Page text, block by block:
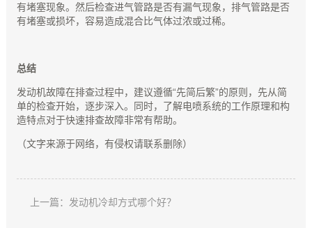
有堵塞现象。然后检查进气管路是否有漏气现象，排气管路是否
有堵塞或损坏，容易造成混合比气体过浓或过稀。
总结
发动机故障在排查过程中，建议遵循“先简后繁”的原则，先从简
单的检查开始，逐步深入。同时，了解电喷系统的工作原理和构
造特点对于快速排查故障非常有帮助。
（文字来源于网络，有侵权请联系删除）
上一篇：发动机冷却方式哪个好？